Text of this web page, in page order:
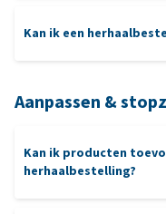
Kan ik een
Aanpassen &
Kan ik producten
herhaalbestelling?